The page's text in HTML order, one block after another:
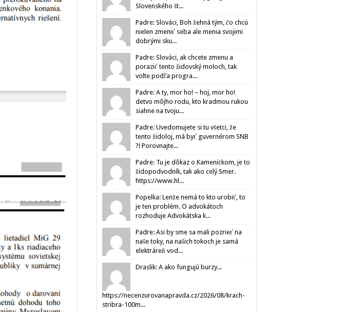
Slovenského št...
Padre: Slováci, Boh žehná tým, čo chcú
nielen zmeniť seba ale menia svojimi
dobrými sku...
Padre: Slováci, ak chcete zmenu a
poraziť tento židovský moloch, tak
volte podľa progra...
Padre: A ty, mor ho! – hoj, mor ho!
detvo môjho rodu, kto kradmou rukou
siahne na tvoju...
Padre: Uvedomujete si tu všetci, že
tento židoloj, má byť guvernérom SNB
?! Porovnajte...
Padre: Tu je dôkaz o Kamenickom, je to
židopodvodník, tak ako celý Smer.
https://www.hl...
Popelka: Lenže nemá to kto urobiť, to
je ten problém. O advokátoch
rozhoduje Advokátska k...
Padre: Asi by sme sa mali pozrieť na
naše toky, na našich tokoch je samá
elektráreň vod...
Draslik: A ako fungujú burzy...
https://necenzurovanapravda.cz/2026/08/krach-
stribra-100m...